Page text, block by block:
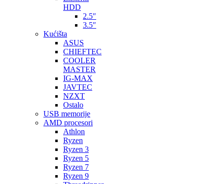
HDD
2.5″
3.5″
Kućišta
ASUS
CHIEFTEC
COOLER
MASTER
IG-MAX
JAVTEC
NZXT
Ostalo
USB memorije
AMD procesori
Athlon
Ryzen
Ryzen 3
Ryzen 5
Ryzen 7
Ryzen 9